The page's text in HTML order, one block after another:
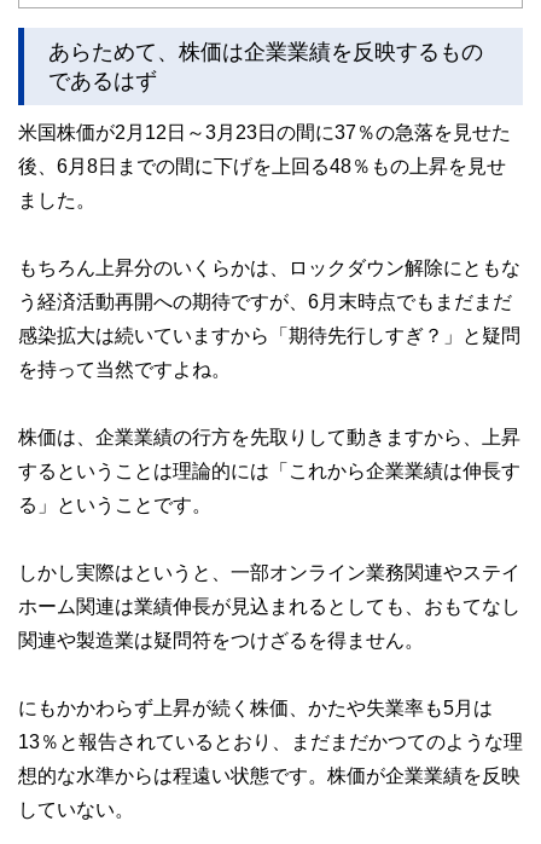
あらためて、株価は企業業績を反映するもの
であるはず
米国株価が2月12日～3月23日の間に37％の急落を見せた
後、6月8日までの間に下げを上回る48％もの上昇を見せ
ました。
もちろん上昇分のいくらかは、ロックダウン解除にともな
う経済活動再開への期待ですが、6月末時点でもまだまだ
感染拡大は続いていますから「期待先行しすぎ？」と疑問
を持って当然ですよね。
株価は、企業業績の行方を先取りして動きますから、上昇
するということは理論的には「これから企業業績は伸長す
る」ということです。
しかし実際はというと、一部オンライン業務関連やステイ
ホーム関連は業績伸長が見込まれるとしても、おもてなし
関連や製造業は疑問符をつけざるを得ません。
にもかかわらず上昇が続く株価、かたや失業率も5月は
13％と報告されているとおり、まだまだかつてのような理
想的な水準からは程遠い状態です。株価が企業業績を反映
していない。